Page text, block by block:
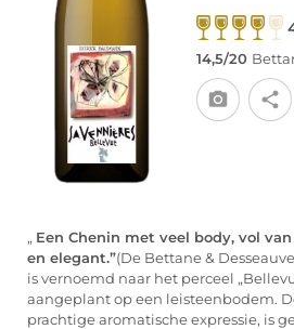
14,5/20
„ Een Chenin met veel body, vol
en elegant.”(De Bettane &
is vernoemd naar het perceel
aangeplant op een leisteenbodem.
prachtige aromatische expressie, is